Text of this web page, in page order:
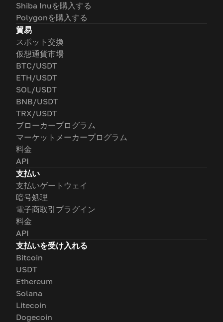
Shiba Inuを購入する
Polygonを購入する
貿易
スポット交換
仮想通貨市場
BTC/USDT
ETH/USDT
SOL/USDT
BNB/USDT
TRX/USDT
ブローカープログラム
マーケットメーカープログラム
料金
API
支払い
支払いゲートウェイ
暗号処理
電子商取引プラグイン
料金
API
支払いを受け入れる
Bitcoin
USDT
Ethereum
Solana
Litecoin
Dogecoin